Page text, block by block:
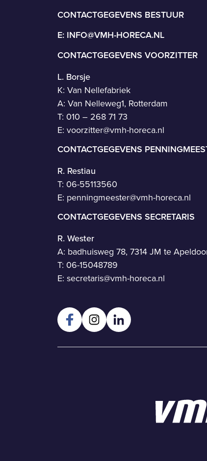
CONTACTGEGEVENS BESTUUR
E: INFO@VMH-HORECA.NL
CONTACTGEGEVENS VOORZITTER
L. Borsje
K: Van Nellefabriek
A: Van Nelleweg1, Rotterdam
T: 010 – 268 71 73
E: voorzitter@vmh-horeca.nl
CONTACTGEGEVENS
R. Restiau
T: 06-55113560
E: penningmeester@vmh-horeca.nl
CONTACTGEGEVENS SECRETARIS
R. Wester
A: badhuisweg 78, 7314 JM te
T: 06-15048789
E: secretaris@vmh-horeca.nl